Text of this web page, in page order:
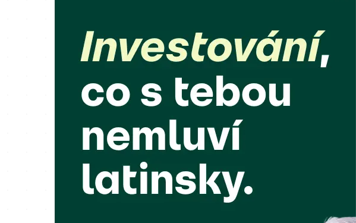
[reblex id=’14422′]